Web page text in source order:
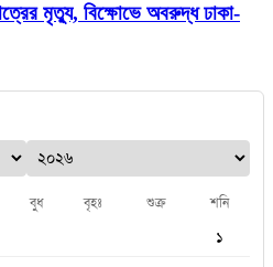
মৃত্যু, বিক্ষোভে অবরুদ্ধ ঢাকা-
বুধ বৃহঃ শুক্র শনি
১